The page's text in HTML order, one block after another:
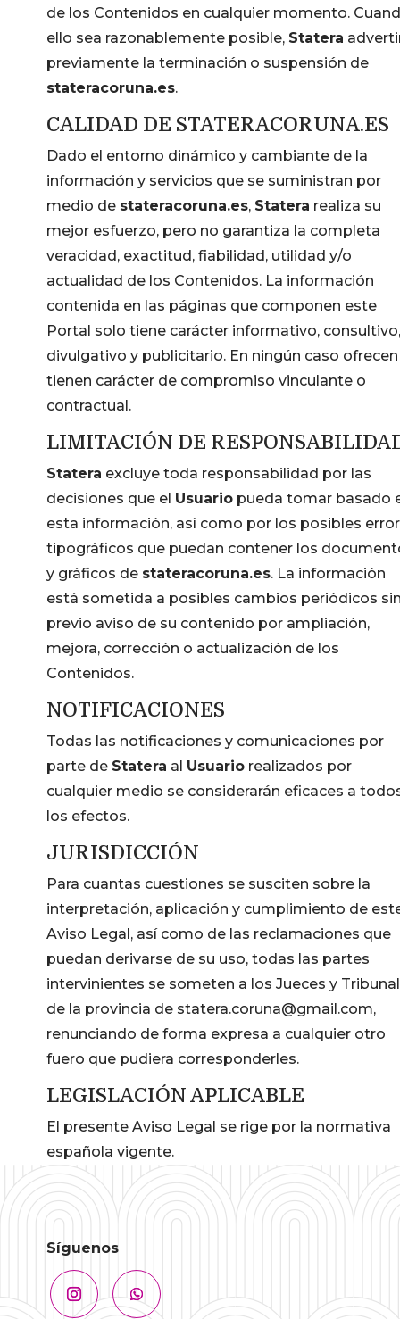
de los Contenidos en cualquier momento.
ello sea razonablemente posible, Statera
previamente la terminación o suspensión de
stateracoruna.es.
CALIDAD DE STATERACORUNA.ES
Dado el entorno dinámico y cambiante de la
información y servicios que se suministran por
medio de stateracoruna.es, Statera realiza su
mejor esfuerzo, pero no garantiza la completa
veracidad, exactitud, fiabilidad, utilidad y/o
actualidad de los Contenidos. La información
contenida en las páginas que componen este
Portal solo tiene carácter informativo, consultivo,
divulgativo y publicitario. En ningún caso
tienen carácter de compromiso vinculante o
contractual.
LIMITACIÓN DE
Statera excluye toda responsabilidad por las
decisiones que el Usuario pueda tomar basado
esta información, así como por los posibles
tipográficos que puedan contener los
y gráficos de stateracoruna.es. La información
está sometida a posibles cambios periódicos
previo aviso de su contenido por ampliación,
mejora, corrección o actualización de los
Contenidos.
NOTIFICACIONES
Todas las notificaciones y comunicaciones por
parte de Statera al Usuario realizados por
cualquier medio se considerarán eficaces a
los efectos.
JURISDICCIÓN
Para cuantas cuestiones se susciten sobre la
interpretación, aplicación y cumplimiento de
Aviso Legal, así como de las reclamaciones que
puedan derivarse de su uso, todas las partes
intervinientes se someten a los Jueces y
de la provincia de statera.coruna@gmail.com,
renunciando de forma expresa a cualquier otro
fuero que pudiera corresponderles.
LEGISLACIÓN APLICABLE
El presente Aviso Legal se rige por la normativa
española vigente.
Síguenos